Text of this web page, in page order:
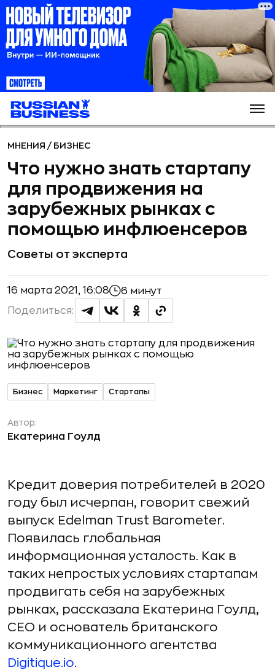
МНЕНИЯ / БИЗНЕС
Что нужно знать стартапу
для продвижения на
зарубежных рынках с
помощью инфлюенсеров
Советы от эксперта
16 марта 2021, 16:08 6 минут
Поделиться:
Бизнес Маркетинг Стартапы
Автор:
Екатерина Гоулд
Кредит доверия потребителей в 2020
году был исчерпан, говорит свежий
выпуск Edelman Trust Barometer.
Появилась глобальная
информационная усталость. Как в
таких непростых условиях стартапам
продвигать себя на зарубежных
рынках, рассказала Екатерина Гоулд,
CEO и основатель британского
коммуникационного агентства
Digitique.io.